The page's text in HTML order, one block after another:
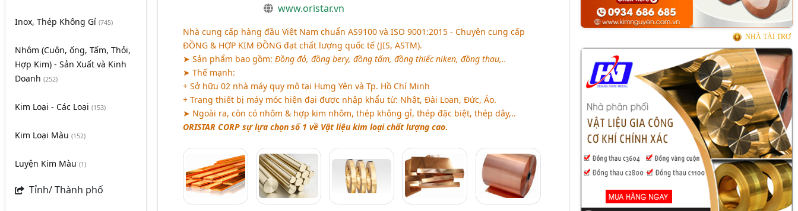
Inox, Thép Không Gỉ (745)
Nhôm (Cuộn, ống, Tấm, Thỏi,
Hợp Kim) - Sản Xuất và Kinh
Doanh (252)
Kim Loại - Các Loại (153)
Kim Loại Màu (152)
Luyện Kim Màu (1)
Tỉnh/ Thành phố
www.oristar.vn
Nhà cung cấp hàng đầu Việt Nam chuẩn AS9100 và ISO 9001:2015 - Chuyên cung cấp
ĐỒNG & HỢP KIM ĐỒNG đạt chất lượng quốc tế (JIS, ASTM).
➤ Sản phẩm bao gồm: Đồng đỏ, đồng bery, đồng tấm, đồng thiếc niken, đồng thau,..
➤ Thế mạnh:
+ Sở hữu 02 nhà máy quy mô tại Hưng Yên và Tp. Hồ Chí Minh
+ Trang thiết bị máy móc hiện đại được nhập khẩu từ: Nhật, Đài Loan, Đức, Áo.
➤ Ngoài ra, còn có nhôm & hợp kim nhôm, thép không gỉ, thép đặc biệt, thép dây,..
ORISTAR CORP sự lựa chọn số 1 về Vật liệu kim loại chất lượng cao.
NHÀ TÀI TRỢ